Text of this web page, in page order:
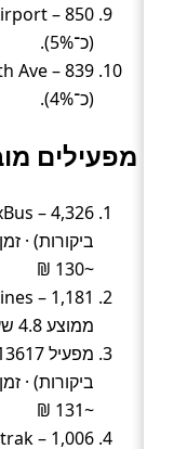
(כ־5%).
(כ־4%).
מפעילים
~130 ₪
ממוצע 4.8 שעות · מחיר ממוצע ~154 ₪
~131 ₪